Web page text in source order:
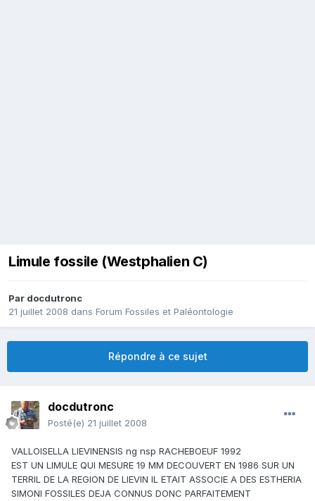
Limule fossile (Westphalien C)
Par docdutronc
21 juillet 2008 dans Forum Fossiles et Paléontologie
Répondre à ce sujet
docdutronc
Posté(e) 21 juillet 2008
VALLOISELLA LIEVINENSIS ng nsp RACHEBOEUF 1992
EST UN LIMULE QUI MESURE 19 MM DECOUVERT EN 1986 SUR UN
TERRIL DE LA REGION DE LIEVIN IL ETAIT ASSOCIE A DES ESTHERIA
SIMONI FOSSILES DEJA CONNUS DONC PARFAITEMENT